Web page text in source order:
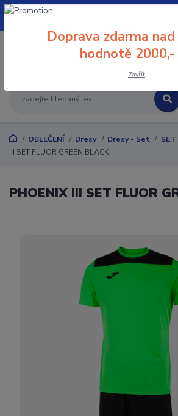
+420 608 032 114
OBLEČENÍ Dresy Dresy - Set SET
III SET FLUOR GREEN BLACK
PHOENIX III SET FLUOR
Doprava zdarma
hodnotě 2000,-
Zavřít